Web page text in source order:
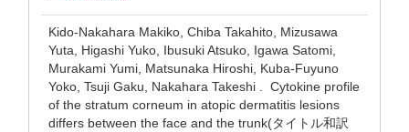
Kido-Nakahara Makiko, Chiba Takahito, Mizusawa
Yuta, Higashi Yuko, Ibusuki Atsuko, Igawa Satomi,
Murakami Yumi, Matsunaka Hiroshi, Kuba-Fuyuno
Yoko, Tsuji Gaku, Nakahara Takeshi . Cytokine profile
of the stratum corneum in atopic dermatitis lesions
differs between the face and the trunk(タイトル和訳